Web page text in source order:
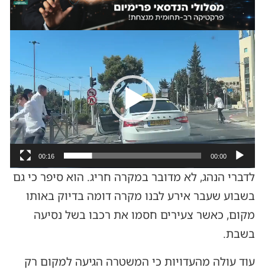
נגן
וידאו
00:00
00:16
לדברי הנהג, לא מדובר במקרה חריג. הוא סיפר כי גם
בשבוע שעבר אירע לבנו מקרה דומה בדיוק באותו
מקום, כאשר צעירים חסמו את רכבו בשל נסיעה
בשבת.
עוד עולה מהעדויות כי המשטרה הגיעה למקום רק